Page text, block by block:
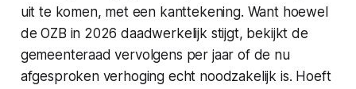
uit te komen, met een kanttekening. Want hoewel
de OZB in 2026 daadwerkelijk stijgt, bekijkt de
gemeenteraad vervolgens per jaar of de nu
afgesproken verhoging echt noodzakelijk is. Hoeft